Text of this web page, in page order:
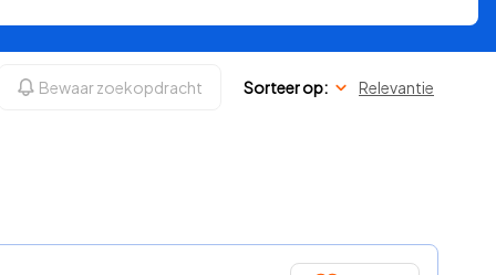
Bewaar zoekopdracht Sorteer op: Relevantie